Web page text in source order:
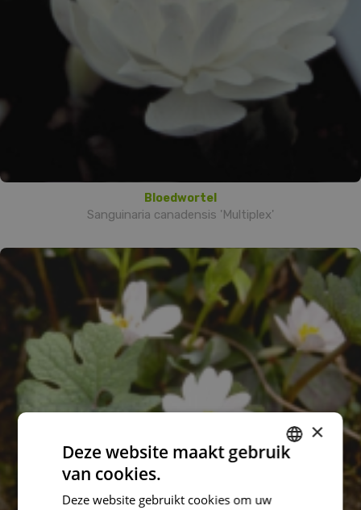
Bloedwortel
Sanguinaria canadensis 'Multiplex'
×
Deze website maakt gebruik
van cookies.
Deze website gebruikt cookies om uw